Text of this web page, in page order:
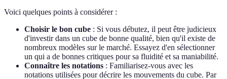
Voici quelques points à considérer :
Choisir le bon cube : Si vous débutez, il peut être judicieux
d'investir dans un cube de bonne qualité, bien qu'il existe de
nombreux modèles sur le marché. Essayez d'en sélectionner
un qui a de bonnes critiques pour sa fluidité et sa maniabilité.
Connaître les notations : Familiarisez-vous avec les
notations utilisées pour décrire les mouvements du cube. Par